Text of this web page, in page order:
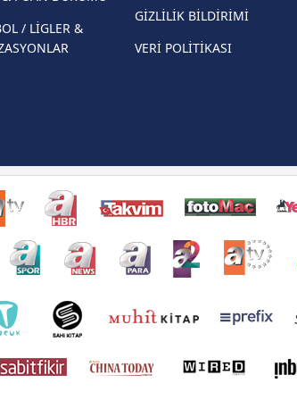
/ LİGLER &
GİZLİLİK BİLDİRİMİ
VERİ POLİTİKASI